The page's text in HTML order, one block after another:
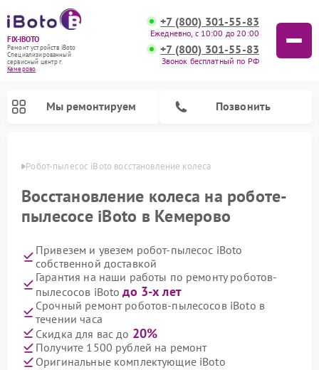
FIX-IBOTO
Ремонт устройств iBoto
Специализированный
cервисный центр г.
Кемерово
+7 (800) 301-55-83
Ежедневно, с 10:00 до 20:00
+7 (800) 301-55-83
Звонок бесплатный по РФ
Мы ремонтируем Позвонить
Робот-пылесос iBoto восстановление колеса
Восстановление колеса на роботе-
пылесосе iBoto в Кемерово
Привезем и увезем робот-пылесос iBoto
собственной доставкой
Гарантия на наши работы по ремонту роботов-
пылесосов iBotoдо 3-х лет
Срочный ремонт роботов-пылесосов iBoto в
течении часа
Скидка для вас до 20%
Получите 1500 рублей на ремонт
Оригинальные комплектующие iBoto